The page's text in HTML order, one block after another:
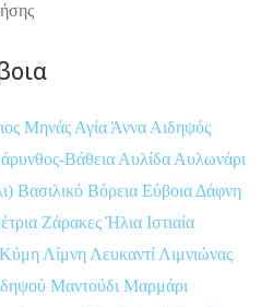
Μηνάς Αγία Άννα Αιδηψός
Βάθεια Αυλίδα Αυλωνάρι
Βασιλικό Βόρεια Εύβοια Δάφνη
ΖάρακεςΉλια Ιστιαία
Κύμη Λίμνη Λευκαντί Λιμνιώνας
Μαντούδι Μαρμάρι